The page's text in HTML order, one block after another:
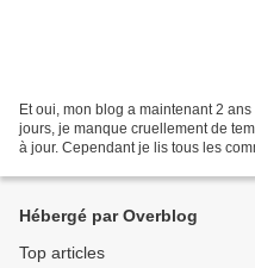
Et oui, mon blog a maintenant 2
jours, je manque cruellement de
à jour. Cependant je lis tous les
Hébergé par Overblog
Top articles